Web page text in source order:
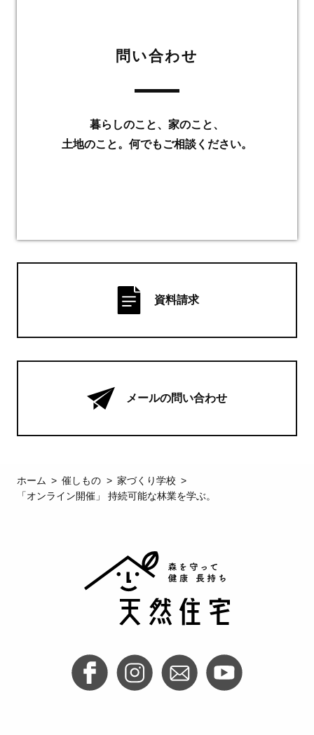
資料請求
問い合わせ
暮らしのこと、家のこと、
土地のこと。何でもご相談ください。
メールの問い合わせ
ホーム 催しもの
家づくり学校
「オンライン開催」 持続可能な林業を学ぶ。